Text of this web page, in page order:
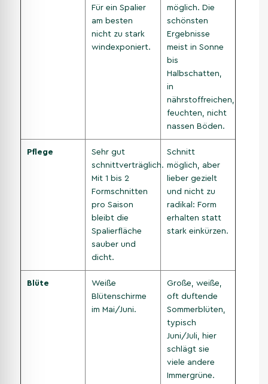
Für ein Spalier
am besten
nicht zu stark
windexponiert.
möglich. Die
schönsten
Ergebnisse
meist in Sonne
bis
Halbschatten,
in
nährstoffreichen,
feuchten, nicht
nassen Böden.
Pflege
Sehr gut
schnittverträglich.
Mit 1 bis 2
Formschnitten
pro Saison
bleibt die
Spalierfläche
sauber und
dicht.
Schnitt
möglich, aber
lieber gezielt
und nicht zu
radikal: Form
erhalten statt
stark einkürzen.
Blüte
Weiße
Blütenschirme
im Mai/Juni.
Große, weiße,
oft duftende
Sommerblüten,
typisch
Juni/Juli, hier
schlägt sie
viele andere
Immergrüne.